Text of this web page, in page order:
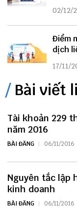
02/12/
Điểm
dịch
17/11/
Bài viết
Tài khoản 229
năm 2016
BÀI ĐĂNG 06/11/2016
Nguyên tắc lập
kinh doanh
BÀI ĐĂNG 06/11/2016